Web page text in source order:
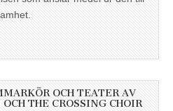
OCH TEATER AV
THE CROSSING CHOIR